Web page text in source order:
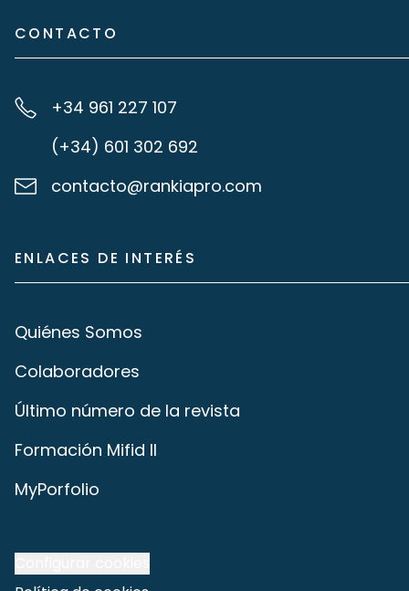
CONTACTO
+34 961 227 107
(+34) 601 302 692
contacto@rankiapro.com
ENLACES DE INTERÉS
Quiénes Somos
Colaboradores
Último número de la revista
Formación Mifid II
MyPorfolio